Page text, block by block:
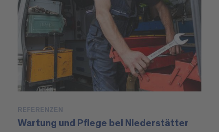
REFERENZEN
Wartung und Pflege bei Niederstätter